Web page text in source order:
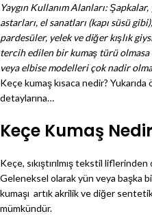
Yaygın Kullanım Alanları: Şapkalar,
astarları, el sanatları (kapı süsü
pardesüler, yelek ve diğer kışlık
tercih edilen bir kumaş türü olmasa
veya elbise modelleri çok nadir
Keçe kumaş kısaca nedir?
detaylarına…
Keçe Kumaş
Keçe, sıkıştırılmış tekstil
Geleneksel olarak yün veya başka
kumaşı artık akrilik ve diğer
mümkündür.